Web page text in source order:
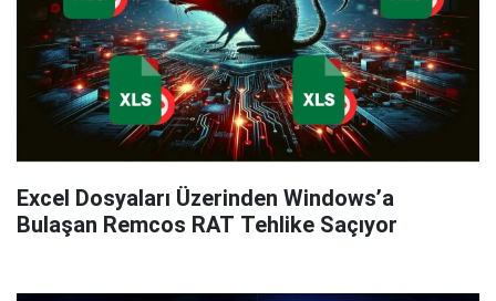
Excel Dosyaları Üzerinden Windows’a
Bulaşan Remcos RAT Tehlike Saçıyor